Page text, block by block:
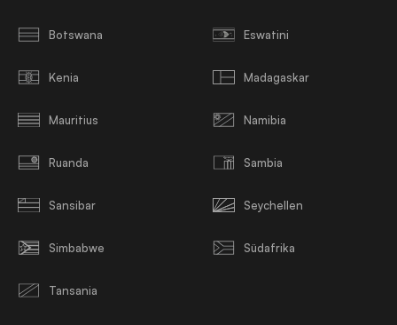
Botswana Eswatini
Kenia Madagaskar
Mauritius Namibia
Ruanda Sambia
Sansibar Seychellen
Simbabwe Südafrika
Tansania